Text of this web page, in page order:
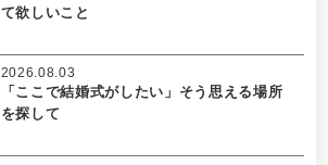
て欲しいこと
「ここで結婚式がしたい」そう思える場所
を探して
2026.08.03